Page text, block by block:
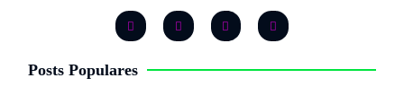
Posts Populares